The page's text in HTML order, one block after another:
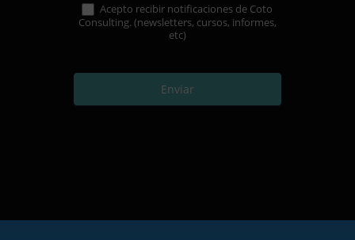
Acepto recibir notificaciones de Coto
Consulting. (newsletters, cursos, informes,
etc)
Enviar